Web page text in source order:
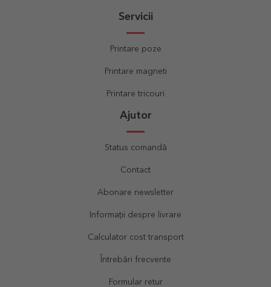
Servicii
Printare poze
Printare magneti
Printare tricouri
Ajutor
Status comandă
Contact
Abonare newsletter
Informații despre livrare
Calculator cost transport
Întrebări frecvente
Formular retur